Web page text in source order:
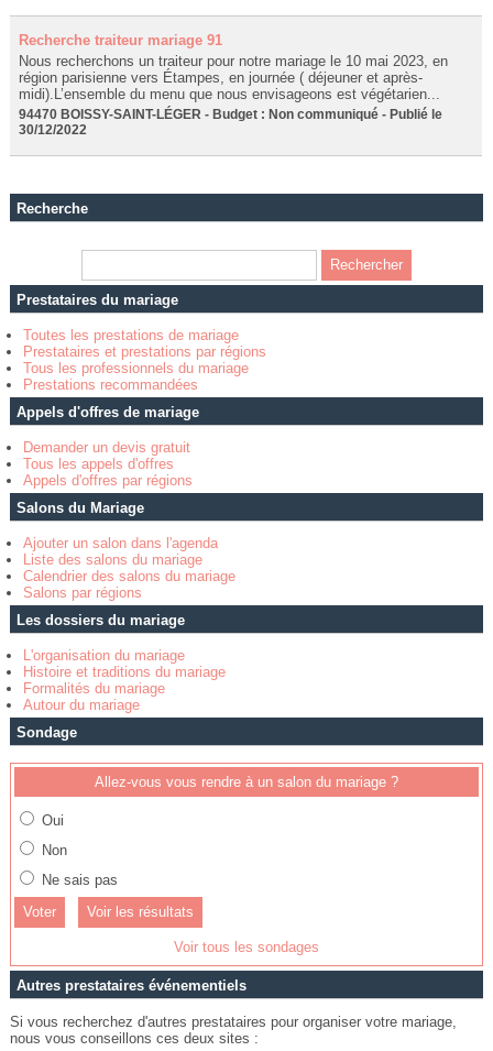
Recherche traiteur mariage 91
Nous recherchons un traiteur pour notre mariage le 10 mai 2023, en
région parisienne vers Étampes, en journée ( déjeuner et après-
midi).L’ensemble du menu que nous envisageons est végétarien...
94470 BOISSY-SAINT-LÉGER - Budget : Non communiqué - Publié le
30/12/2022
Recherche
Prestataires du mariage
Toutes les prestations de mariage
Prestataires et prestations par régions
Tous les professionnels du mariage
Prestations recommandées
Appels d'offres de mariage
Demander un devis gratuit
Tous les appels d'offres
Appels d'offres par régions
Salons du Mariage
Ajouter un salon dans l'agenda
Liste des salons du mariage
Calendrier des salons du mariage
Salons par régions
Les dossiers du mariage
L'organisation du mariage
Histoire et traditions du mariage
Formalités du mariage
Autour du mariage
Sondage
Allez-vous vous rendre à un salon du mariage ?
Oui
Non
Ne sais pas
Voir les résultats
Voir tous les sondages
Autres prestataires événementiels
Si vous recherchez d'autres prestataires pour organiser votre mariage,
nous vous conseillons ces deux sites :